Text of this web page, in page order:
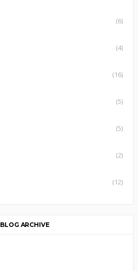
(6)
(4)
(16)
(5)
(5)
(2)
(12)
BLOG ARCHIVE